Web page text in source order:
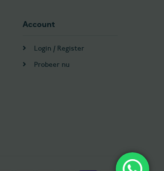
Account
Login / Register
Probeer nu